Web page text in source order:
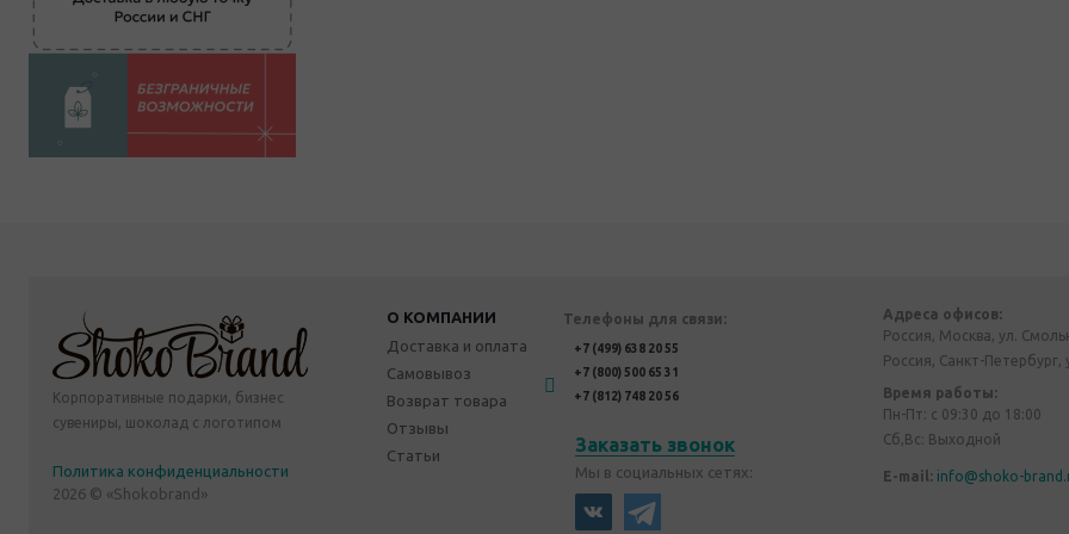
Корпоративные подарки, бизнес
сувениры, шоколад с логотипом
Политика конфиденциальности
2026 © «Shokobrand»
О КОМПАНИИ
Доставка и оплата
Самовывоз
Возврат товара
Отзывы
Статьи
Телефоны для связи:
+7 (499) 638 20 55
+7 (800) 500 65 31
+7 (812) 748 20 56
Заказать звонок
Мы в социальных сетях:
Адреса офисов:
Россия, Москва, ул.
Россия, Санкт-
Время работы:
Пн-Пт: с 09:30 до 18:00
Сб,Вс: Выходной
E-mail: info@shoko-